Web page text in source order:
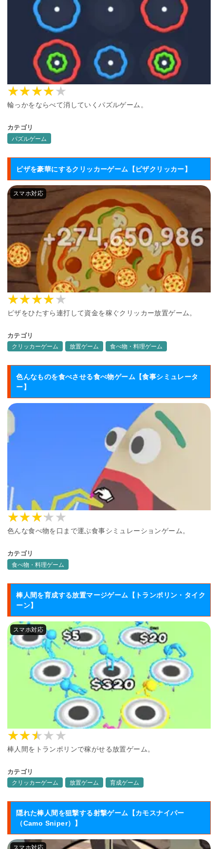
輪っかをならべて消していくパズルゲーム。
カテゴリ
パズルゲーム
ピザを豪華にするクリッカーゲーム【ピザクリッカー】
ピザをひたすら連打して資金を稼ぐクリッカー放置ゲーム。
カテゴリ
クリッカーゲーム
放置ゲーム 食べ物・料理ゲーム
色んなものを食べさせる食べ物ゲーム【食事シミュレータ
ー】
色んな食べ物を口まで運ぶ食事シミュレーションゲーム。
カテゴリ
食べ物・料理ゲーム
棒人間を育成する放置マージゲーム【トランポリン・タイク
ーン】
棒人間をトランポリンで稼がせる放置ゲーム。
カテゴリ
クリッカーゲーム
放置ゲーム 育成ゲーム
隠れた棒人間を狙撃する射撃ゲーム【カモスナイパー
（Camo Sniper）】